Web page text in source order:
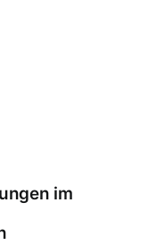
im